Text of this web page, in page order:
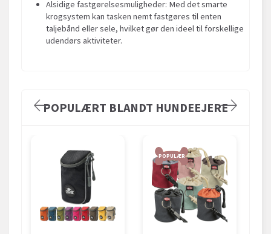
Alsidige fastgørelsesmuligheder: Med det smarte
krogsystem kan tasken nemt fastgøres til enten
taljebånd eller sele, hvilket gør den ideel til forskellige
udendørs aktiviteter.
POPULÆRT BLANDT HUNDEEJERE
POPULÆR